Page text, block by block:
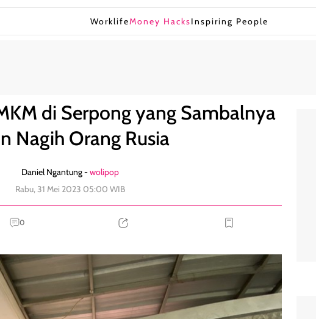
WorklifeMoney HacksInspiring People
di Serpong yang Sambalnya
Nagih Orang Rusia
Daniel Ngantung -wolipop
Rabu, 31 Mei 2023 05:00 WIB
0